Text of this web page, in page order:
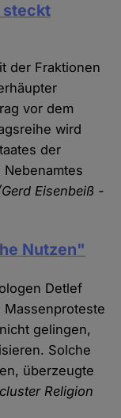
steckt
der Fraktionen
vor dem
wird
der
Eisenbeiß -
Nutzen"
Detlef
Massenproteste
gelingen,
Solche
überzeugte
Religion